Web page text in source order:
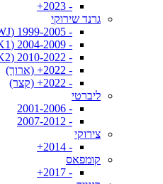
- 2023+
גרנד שירוקי
- 1999-2005 (WJ)
- 2004-2009 (WK1)
- 2010-2022 (WK2)
- 2022+ (ארוך)
- 2022+ (קצר)
ליברטי
- 2001-2006
- 2007-2012
צירוקי
- 2014+
קומפאס
- 2017+